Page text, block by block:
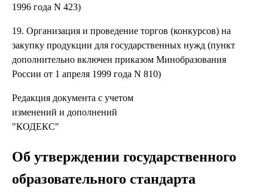
1996 года N 423)
19. Организация и проведение торгов (конкурсов) на
закупку продукции для государственных нужд (пункт
дополнительно включен приказом Минобразования
России от 1 апреля 1999 года N 810)
Редакция документа с учетом
изменений и дополнений
"КОДЕКС"
Об утверждении государственного
образовательного стандарта